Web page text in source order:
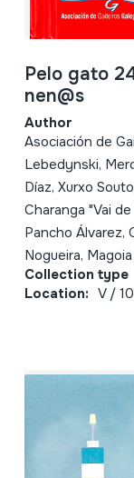
Pelo gato
nen@s
Author
Asociación de
Lebedynski,
Díaz, Xurxo
Charanga "Vai
Pancho Álvarez,
Nogueira,
Collection type
Location: V / 10